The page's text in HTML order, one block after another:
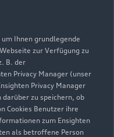
Ihnen grundlegende
zur Verfügung zu
B. der
Privacy Manager (unser
Privacy Manager
zu speichern, ob
Cookies Benutzer ihre
zum Ensighten
als betroffene Person
Zurück nach oben